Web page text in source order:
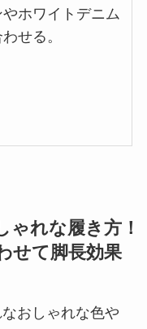
ホワイトデニム
せる。
ゃれな履き方！
せて脚長効果
おしゃれな色や